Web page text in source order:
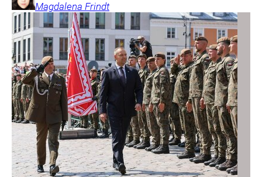
Magdalena Frindt